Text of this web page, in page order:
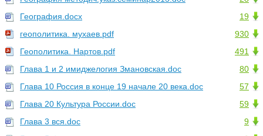
19
География.docx
930
геополитика. мухаев.pdf
491
Геополитика. Нартов.pdf
80
Глава 1 и 2 имиджелогия Змановская.doc
57
Глава 10 Россия в конце 19 начале 20 века.doc
59
Глава 20 Культура России.doc
9
Глава 3 вся.doc